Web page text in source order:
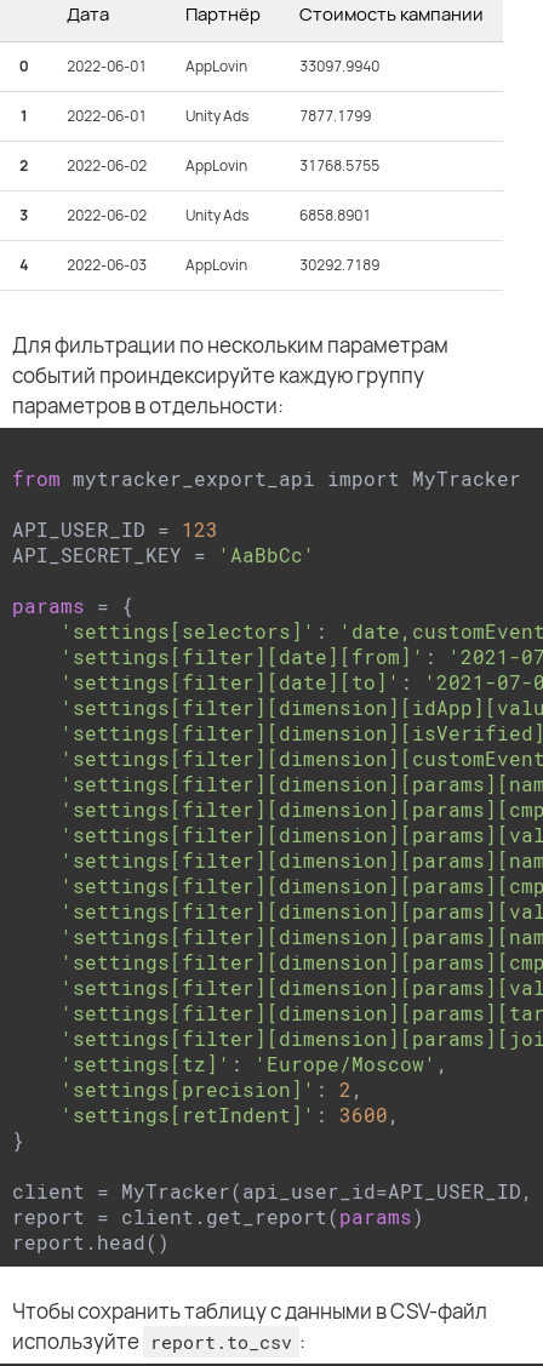
Дата Партнёр Стоимость кампании
0 2022-06-01 AppLovin 33097.9940
1 2022-06-01 Unity Ads 7877.1799
2 2022-06-02 AppLovin 31768.5755
3 2022-06-02 Unity Ads 6858.8901
4 2022-06-03 AppLovin 30292.7189
Для фильтрации по нескольким параметрам
событий проиндексируйте каждую группу
параметров в отдельности:
from mytracker_export_api import MyTracker
API_USER_ID = 123
API_SECRET_KEY =
'AaBbCc'
params = {
'settings[selectors]' :
'settings[filter][date][from]' :
'2021-
'settings[filter][date][to]' :
'2021-07-
'settings[tz]' : 'Europe/Moscow' ,
'settings[precision]' : 2 ,
'settings[retIndent]' : 3600,
}
client = MyTracker(api_user_id=API_USER_ID,
report = client.get_report(params)
report.head()
Чтобы сохранить таблицу с данными в CSV-файл
используйте report.to_csv :